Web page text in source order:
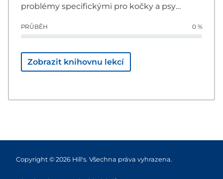
problémy specifickými pro kočky a psy
několika oblastem včetně dermatologie,
Zaměřuje se také na to, jak může správná
výživa podpořit různé typy mikrobiomu a
PRŮBĚH 0 %
Zobrazit knihovnu lekcí
Copyright © 2026 Hill's. Všechna práva vyhrazena.